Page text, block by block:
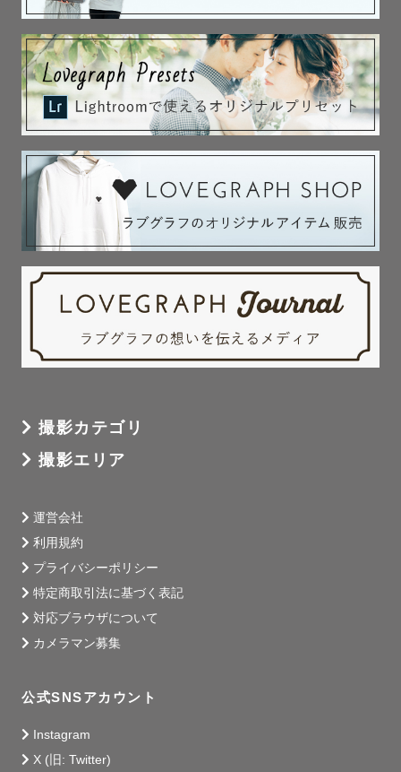
この方法で、大体のお子さんと最終的に仲良くなれます！
ご協力いただけますと幸いです！
また、撮影前のお子さんについてのヒアリング、前日のお
子さんへのビデオメッセージを行うなど、不安を取り除く
意識をしております👀
撮影後にはお子さんへのご褒美のご用意をしております🍭
（用意をする余裕がある場合に限ります🙇🏻）
◎ゲストさんとの距離感
人見知りな反面、話すことが好きなので、カップルさん、
初対面じゃないみたいでした！とよく言われます（笑）
撮影が初めてでご不安な方でも、楽しむ気持ちだけ持って
◎青春写真
青春を残すお写真もお任せください！☺️
▫️写真について
記録写真のような、何気ない一瞬を切り取ることが得意で
合わせて、一枚一枚丁寧に編集させていただきます。
撮影カテゴリ
撮影エリア
運営会社
利用規約
プライバシーポリシー
特定商取引法に基づく表記
対応ブラウザについて
カメラマン募集
公式SNSアカウント
Instagram
X (旧: Twitter)